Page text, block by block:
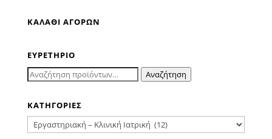
ΚΑΛΑΘΙ ΑΓΟΡΩΝ
ΕΥΡΕΤΗΡΙΟ
Αναζήτηση
Αναζήτηση
ΚΑΤΗΓΟΡΙΕΣ